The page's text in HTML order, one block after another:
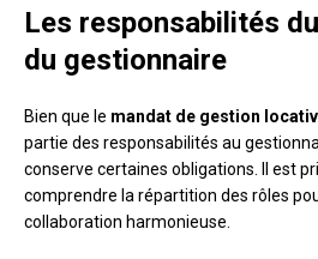
Les responsabilités
du gestionnaire
Bien que le mandat de gestion
partie des responsabilités au
conserve certaines obligations. Il est
comprendre la répartition des rôles
collaboration harmonieuse.